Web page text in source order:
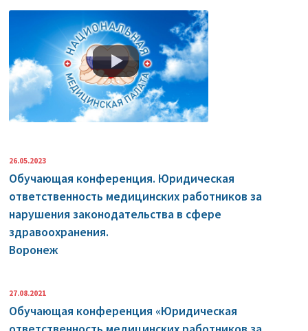
26.05.2023
Обучающая конференция. Юридическая
ответственность медицинских работников за
нарушения законодательства в сфере
здравоохранения.
Воронеж
27.08.2021
Обучающая конференция «Юридическая